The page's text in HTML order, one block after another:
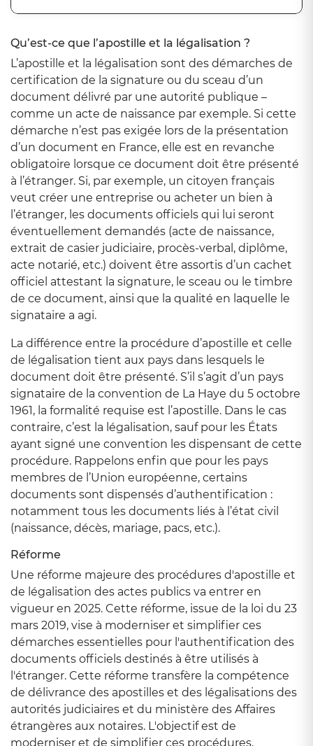
Qu’est-ce que l’apostille et la légalisation ?
L’apostille et la légalisation sont des démarches de
certification de la signature ou du sceau d’un
document délivré par une autorité publique –
comme un acte de naissance par exemple. Si cette
démarche n’est pas exigée lors de la présentation
d’un document en France, elle est en revanche
obligatoire lorsque ce document doit être présenté
à l’étranger. Si, par exemple, un citoyen français
veut créer une entreprise ou acheter un bien à
l’étranger, les documents officiels qui lui seront
éventuellement demandés (acte de naissance,
extrait de casier judiciaire, procès-verbal, diplôme,
acte notarié, etc.) doivent être assortis d’un cachet
officiel attestant la signature, le sceau ou le timbre
de ce document, ainsi que la qualité en laquelle le
signataire a agi.
La différence entre la procédure d’apostille et celle
de légalisation tient aux pays dans lesquels le
document doit être présenté. S’il s’agit d’un pays
signataire de la convention de La Haye du 5 octobre
1961, la formalité requise est l’apostille. Dans le cas
contraire, c’est la légalisation, sauf pour les États
ayant signé une convention les dispensant de cette
procédure. Rappelons enfin que pour les pays
membres de l’Union européenne, certains
documents sont dispensés d’authentification :
notamment tous les documents liés à l’état civil
(naissance, décès, mariage, pacs, etc.).
Réforme
Une réforme majeure des procédures d'apostille et
de légalisation des actes publics va entrer en
vigueur en 2025. Cette réforme, issue de la loi du 23
mars 2019, vise à moderniser et simplifier ces
démarches essentielles pour l'authentification des
documents officiels destinés à être utilisés à
l'étranger. Cette réforme transfère la compétence
de délivrance des apostilles et des légalisations des
autorités judiciaires et du ministère des Affaires
étrangères aux notaires. L'objectif est de
moderniser et de simplifier ces procédures,